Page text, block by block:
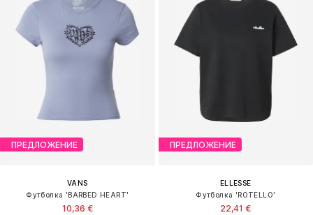
ПРЕДЛОЖЕНИЕ
VANS
Футболка 'BARBED HEART'
10,36 €
ПРЕДЛОЖЕНИЕ
ELLESSE
Футболка 'ROTELLO'
22,41 €